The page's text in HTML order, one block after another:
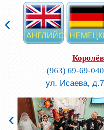
АНГЛИЙСКИЙ
‹
Королёв
(963) 69-69-040
ул. Исаева, д.7
‹